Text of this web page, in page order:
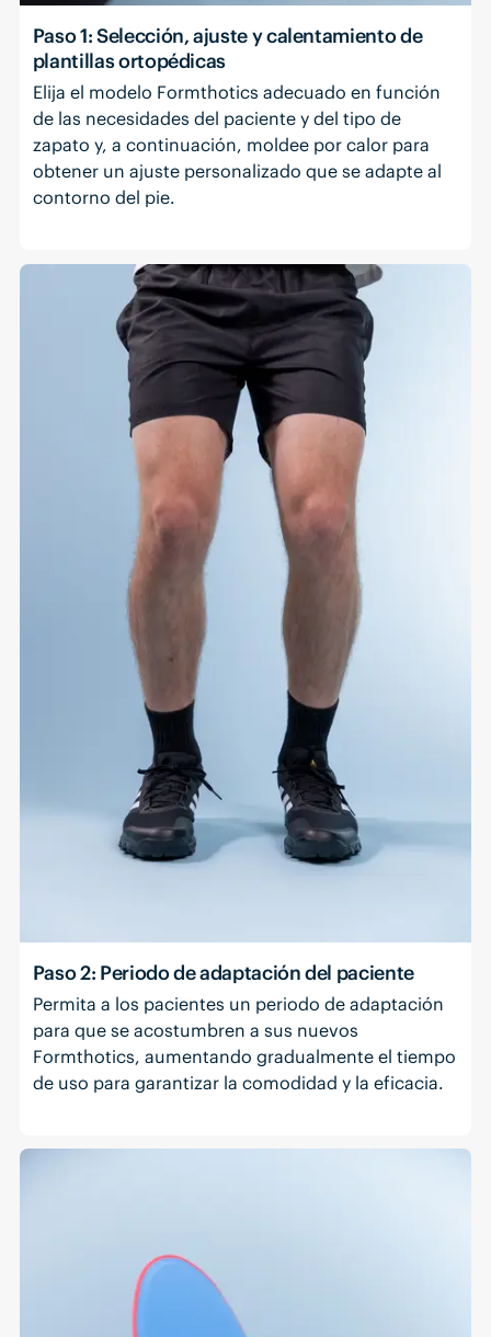
Paso 1: Selección, ajuste y calentamiento de
plantillas ortopédicas
Elija el modelo Formthotics adecuado en función
de las necesidades del paciente y del tipo de
zapato y, a continuación, moldee por calor para
obtener un ajuste personalizado que se adapte al
contorno del pie.
Paso 2: Periodo de adaptación del paciente
Permita a los pacientes un periodo de adaptación
para que se acostumbren a sus nuevos
Formthotics, aumentando gradualmente el tiempo
de uso para garantizar la comodidad y la eficacia.